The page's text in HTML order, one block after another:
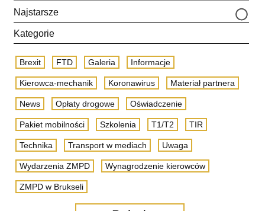
Najstarsze
Kategorie
Brexit FTD Galeria Informacje
Kierowca-mechanik Koronawirus Materiał partnera
News Opłaty drogowe Oświadczenie
Pakiet mobilności Szkolenia T1/T2 TIR
Technika Transport w mediach Uwaga
Wydarzenia ZMPD Wynagrodzenie kierowców
ZMPD w Brukseli